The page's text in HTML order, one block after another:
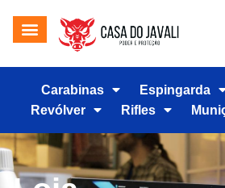
Carabinas Espingarda
Revólver
Rifles